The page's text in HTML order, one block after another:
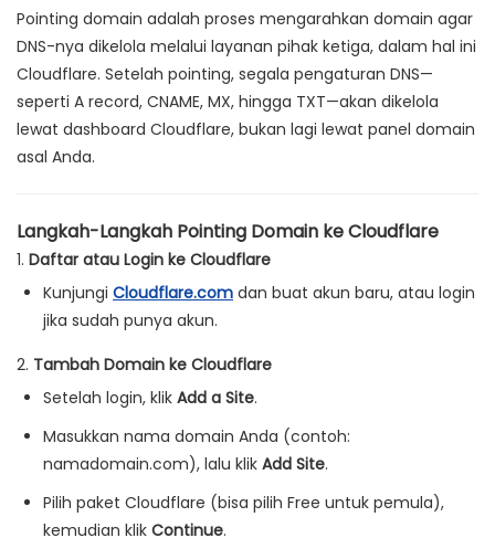
Pointing domain adalah proses mengarahkan domain agar
DNS-nya dikelola melalui layanan pihak ketiga, dalam hal ini
Cloudflare. Setelah pointing, segala pengaturan DNS—
seperti A record, CNAME, MX, hingga TXT—akan dikelola
lewat dashboard Cloudflare, bukan lagi lewat panel domain
asal Anda.
Langkah-Langkah Pointing Domain ke Cloudflare
1. Daftar atau Login ke Cloudflare
Kunjungi Cloudflare.com dan buat akun baru, atau login
jika sudah punya akun.
2. Tambah Domain ke Cloudflare
Setelah login, klik Add a Site.
Masukkan nama domain Anda (contoh:
namadomain.com), lalu klik Add Site.
Pilih paket Cloudflare (bisa pilih Free untuk pemula),
kemudian klik Continue.